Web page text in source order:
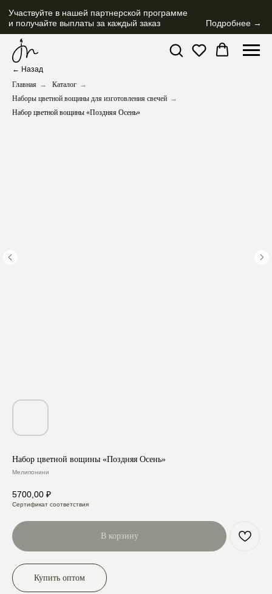
Участвуйте в нашей партнерской программе
и получайте выплаты за каждый заказ Подробнее →
← Назад
Главная → Каталог →
Наборы цветной вощины для изготовления свечей →
Набор цветной вощины «Поздняя Осень»
Набор цветной вощины «Поздняя Осень»
Мелипонини
5700,00 ₽
Сертификат соответствия
В корзину
Купить оптом